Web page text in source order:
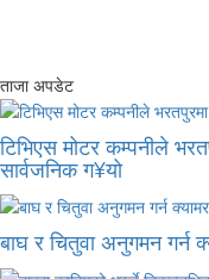
ताजा अपडेट
टिभिएस मोटर कम्पनीले
सार्वजनिक ग¥यो
बाघ र चितुवा अनुगमन गर्न